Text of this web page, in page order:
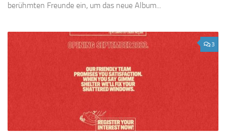
berühmten Freunde ein, um das neue Album...
3